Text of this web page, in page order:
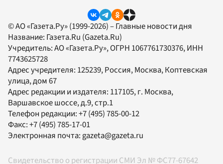
© АО «Газета.Ру» (1999-2026) – Главные новости дня
Название: Газета.Ru (Gazeta.Ru)
Учредитель:АО «Газета.Ру», ОГРН 1067761730376, ИНН
7743625728
Адрес учредителя: 125239, Россия, Москва, Коптевская
улица, дом 67
Адрес редакции и издателя: 117105, г. Москва,
Варшавское шоссе, д.9, стр.1
Телефон редакции:+7 (495) 785-00-12
Факс:+7 (495) 785-17-01
Электронная почта: gazeta@gazeta.ru
Свидетельство о регистрации СМИ Эл № ФС77-67642